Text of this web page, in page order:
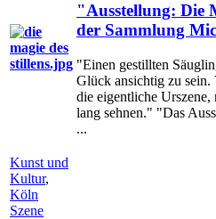
"Ausstellung: Die
der Sammlung
"Einen gestillten
Glück ansichtig zu sein.
die eigentliche
lang sehnen." "Das
...
Kunst und
Kultur,
Köln
Szene